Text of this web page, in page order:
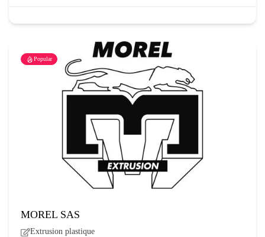
Popular
MOREL SAS
Extrusion plastique